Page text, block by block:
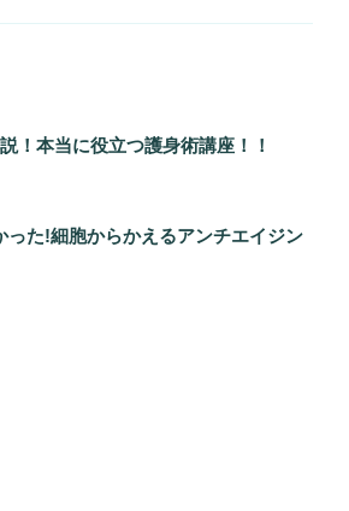
！本当に役立つ護身術講座！！
った!細胞からかえるアンチエイジン